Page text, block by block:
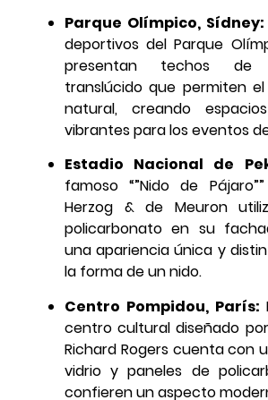
Parque Olímpico, Sídney:
deportivos del Parque
presentan techos de
translúcido que permiten
natural, creando
vibrantes para los eventos
Estadio Nacional de
famoso “”Nido de
Herzog & de Meuron
policarbonato en su
una apariencia única y
la forma de un nido.
Centro Pompidou, París:
centro cultural diseñado
Richard Rogers cuenta con
vidrio y paneles de
confieren un aspecto